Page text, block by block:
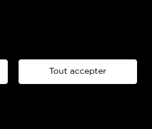
Tout accepter